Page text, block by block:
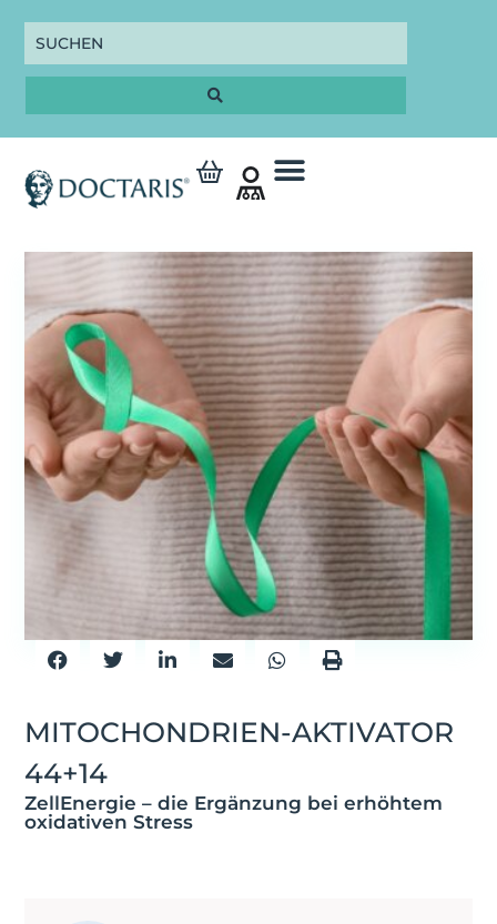
MITOCHONDRIEN-AKTIVATOR
44+14
ZellEnergie – die Ergänzung bei erhöhtem
oxidativen Stress